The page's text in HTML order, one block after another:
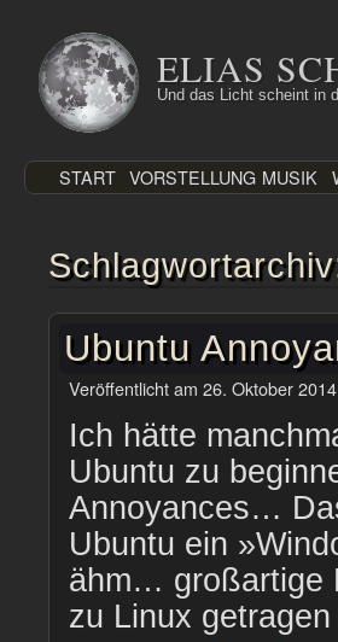
Inhalt
springen
ELIAS
Und das Licht scheint in
START VORSTELLUNG MUSIK
Ubuntu
Veröffentlicht am 26. Oktober 2014
Ich hätte
Ubuntu zu
Annoyances…
Ubuntu ein
ähm… großartige
zu Linux